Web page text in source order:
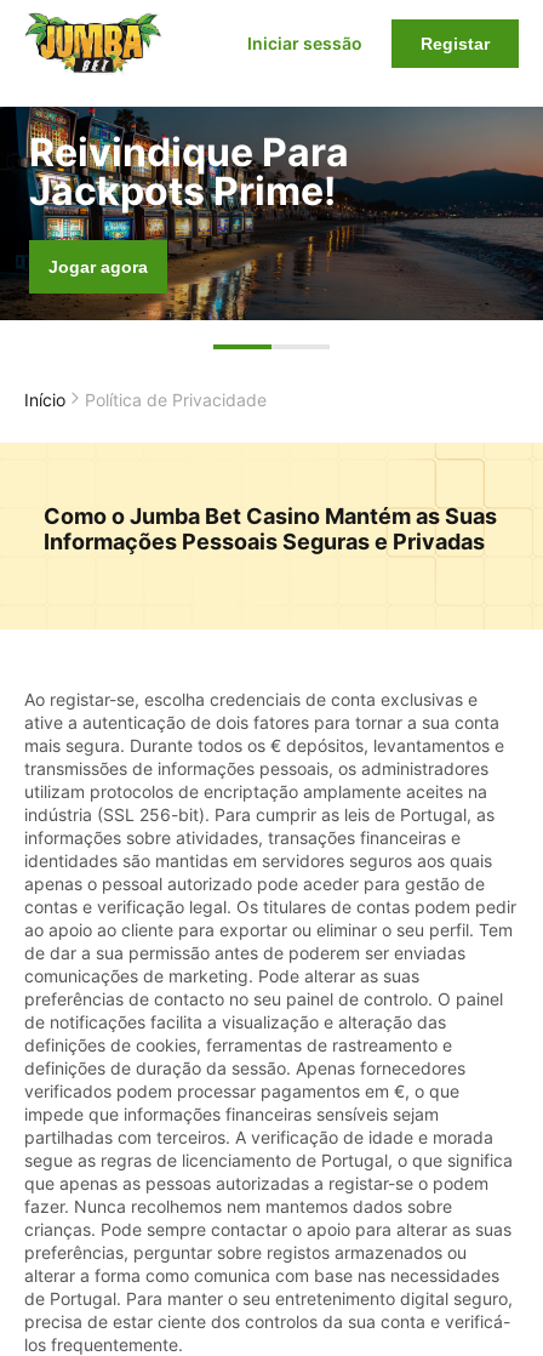
Iniciar sessão Registar
Reivindique Para
Jackpots Prime!
Jogar agora
Início Política de Privacidade
Como o Jumba Bet Casino Mantém as Suas
Informações Pessoais Seguras e Privadas
Ao registar-se, escolha credenciais de conta exclusivas e
ative a autenticação de dois fatores para tornar a sua conta
mais segura. Durante todos os € depósitos, levantamentos e
transmissões de informações pessoais, os administradores
utilizam protocolos de encriptação amplamente aceites na
indústria (SSL 256-bit). Para cumprir as leis de Portugal, as
informações sobre atividades, transações financeiras e
identidades são mantidas em servidores seguros aos quais
apenas o pessoal autorizado pode aceder para gestão de
contas e verificação legal. Os titulares de contas podem pedir
ao apoio ao cliente para exportar ou eliminar o seu perfil. Tem
de dar a sua permissão antes de poderem ser enviadas
comunicações de marketing. Pode alterar as suas
preferências de contacto no seu painel de controlo. O painel
de notificações facilita a visualização e alteração das
definições de cookies, ferramentas de rastreamento e
definições de duração da sessão. Apenas fornecedores
verificados podem processar pagamentos em €, o que
impede que informações financeiras sensíveis sejam
partilhadas com terceiros. A verificação de idade e morada
segue as regras de licenciamento de Portugal, o que significa
que apenas as pessoas autorizadas a registar-se o podem
fazer. Nunca recolhemos nem mantemos dados sobre
crianças. Pode sempre contactar o apoio para alterar as suas
preferências, perguntar sobre registos armazenados ou
alterar a forma como comunica com base nas necessidades
de Portugal. Para manter o seu entretenimento digital seguro,
precisa de estar ciente dos controlos da sua conta e verificá-
los frequentemente.